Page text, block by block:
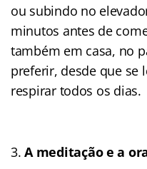
ou subindo no
minutos antes de
também em casa, no
preferir, desde que se
respirar todos os dias.
A meditação e a